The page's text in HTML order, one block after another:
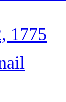
1775